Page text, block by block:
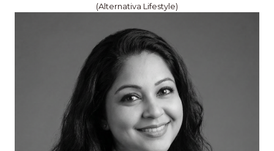
(Alternativa Lifestyle)